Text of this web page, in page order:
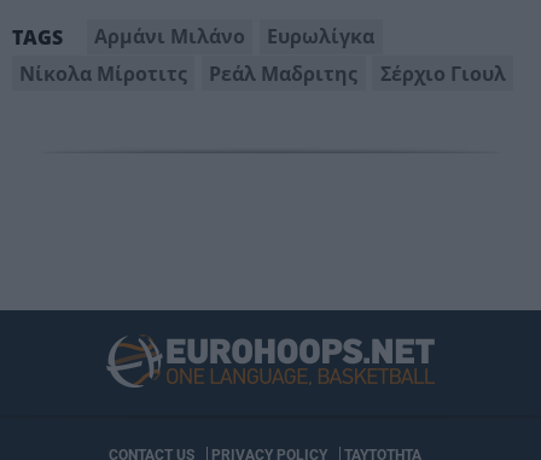
TAGS Αρμάνι Μιλάνο
Ευρωλίγκα
Νίκολα Μίροτιτς
Ρεάλ Μαδριτης Σέρχιο Γιουλ
CONTACT US PRIVACY POLICY ΤΑΥΤΟΤΗΤΑ